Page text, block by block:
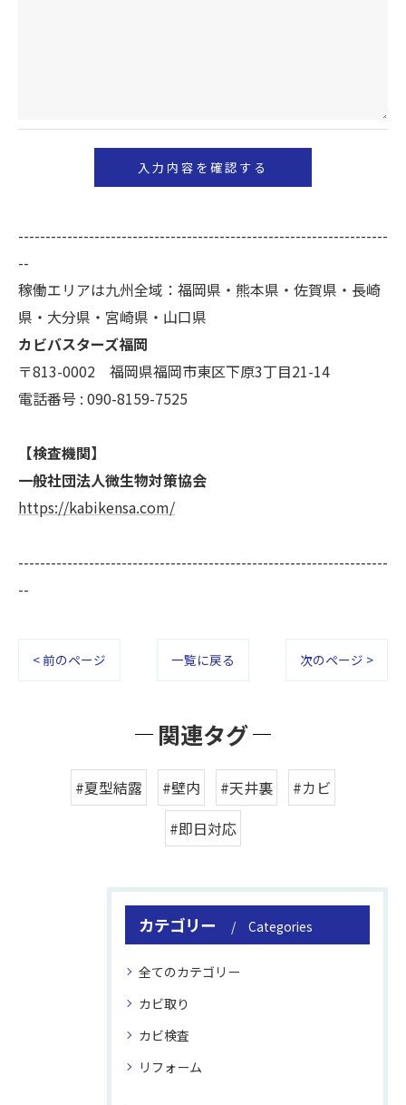
当社では、お客様の個人情報の開示･訂正･削除・利
個人情報の開示･訂正･削除・利用停止の具体的手続
きにつきましては、お電話でお問合せ下さい。
--------------------------------------------------------------------
--
稼働エリアは九州全域：福岡県・熊本県・佐賀県・長崎
県・大分県・宮崎県・山口県
カビバスターズ福岡
〒813-0002 福岡県福岡市東区下原3丁目21-14
電話番号 : 090-8159-7525
【検査機関】
一般社団法人微生物対策協会
https://kabikensa.com/
--------------------------------------------------------------------
--
< 前のページ 一覧に戻る 次のページ >
関連タグ
#夏型結露 #壁内 #天井裏
#カビ
#即日対応
カテゴリー Categories
全てのカテゴリー
カビ取り
カビ検査
リフォーム